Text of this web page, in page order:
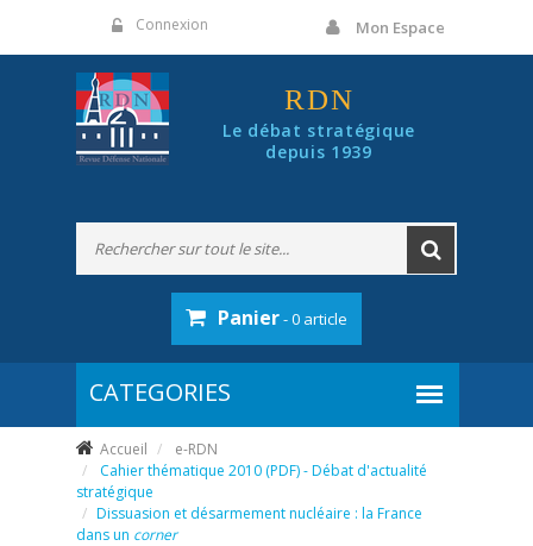
Connexion Mon Espace
RDN
Le débat stratégique
depuis 1939
Panier- 0 article
Accueil
e-RDN
Cahier thématique 2010 (PDF) - Débat d'actualité
stratégique
Dissuasion et désarmement nucléaire : la France
dans un corner